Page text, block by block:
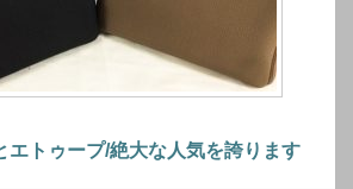
エトゥープ/絶大な人気を誇ります